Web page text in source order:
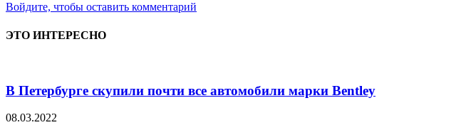
Войдите, чтобы оставить комментарий
ЭТО ИНТЕРЕСНО
В Петербурге скупили почти все автомобили марки Bentley
08.03.2022